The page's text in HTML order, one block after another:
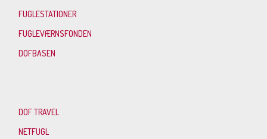
FUGLESTATIONER
FUGLEVÆRNSFONDEN
DOFBASEN
DOF TRAVEL
NETFUGL